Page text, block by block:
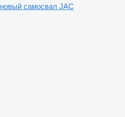
новый самосвал JAC